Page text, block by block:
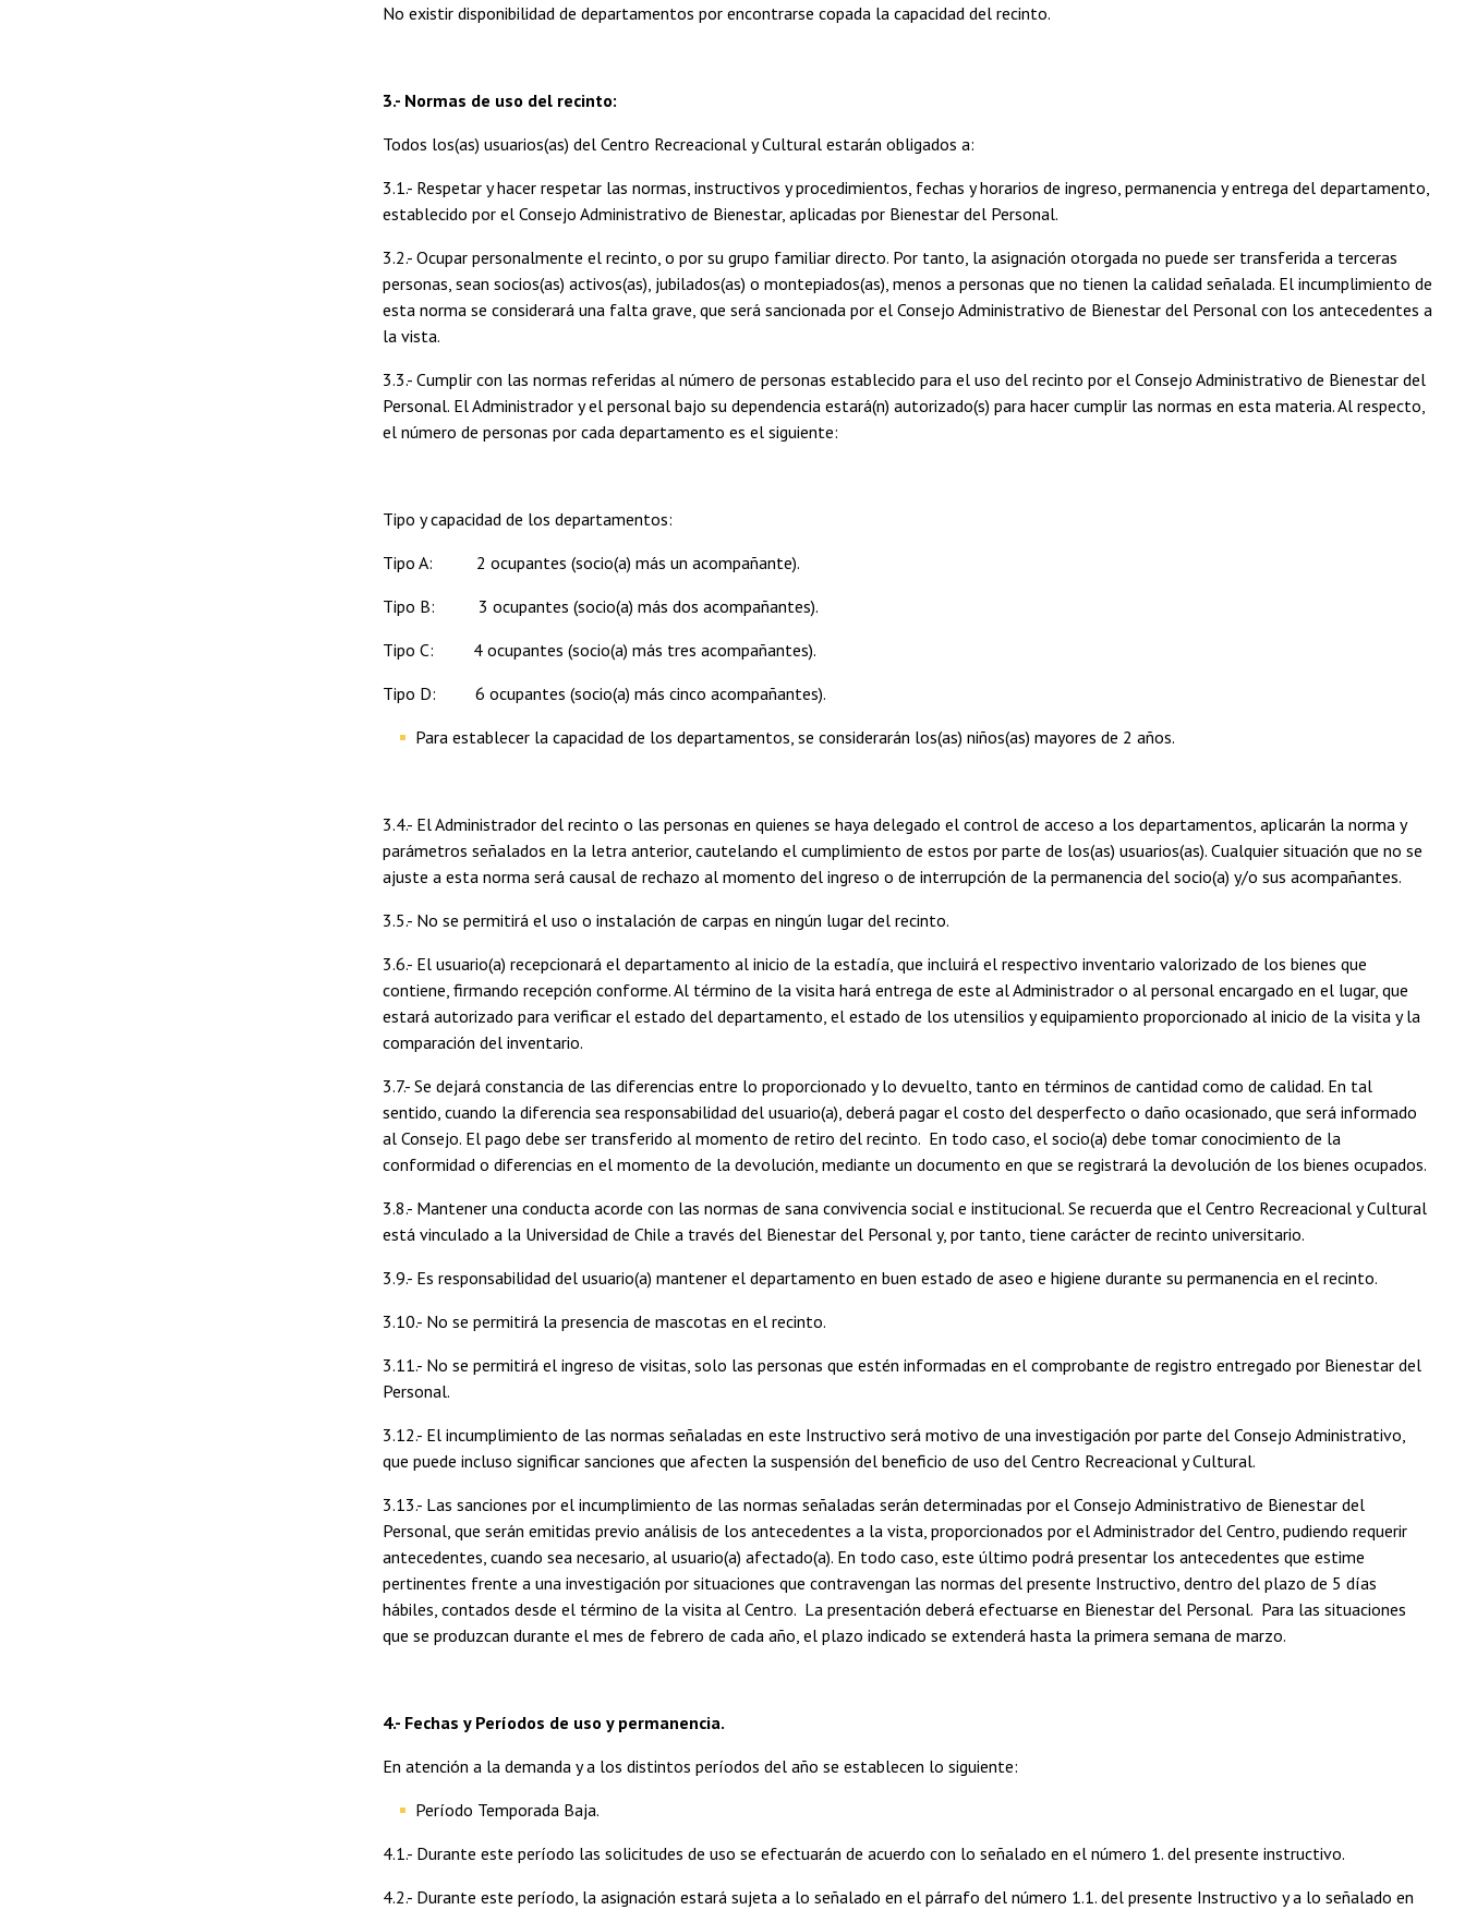
No existir disponibilidad de departamentos por encontrarse copada la capacidad del recinto.
3.- Normas de uso del recinto:
Todos los(as) usuarios(as) del Centro Recreacional y Cultural estarán obligados a:
3.1.- Respetar y hacer respetar las normas, instructivos y procedimientos, fechas y horarios de ingreso, permanencia y entrega del departamento,
establecido por el Consejo Administrativo de Bienestar, aplicadas por Bienestar del Personal.
3.2.- Ocupar personalmente el recinto, o por su grupo familiar directo. Por tanto, la asignación otorgada no puede ser transferida a terceras
personas, sean socios(as) activos(as), jubilados(as) o montepiados(as), menos a personas que no tienen la calidad señalada. El incumplimiento de
esta norma se considerará una falta grave, que será sancionada por el Consejo Administrativo de Bienestar del Personal con los antecedentes a
la vista.
3.3.- Cumplir con las normas referidas al número de personas establecido para el uso del recinto por el Consejo Administrativo de Bienestar del
Personal. El Administrador y el personal bajo su dependencia estará(n) autorizado(s) para hacer cumplir las normas en esta materia. Al respecto,
el número de personas por cada departamento es el siguiente:
Tipo y capacidad de los departamentos:
Tipo A: 2 ocupantes (socio(a) más un acompañante).
Tipo B: 3 ocupantes (socio(a) más dos acompañantes).
Tipo C: 4 ocupantes (socio(a) más tres acompañantes).
Tipo D: 6 ocupantes (socio(a) más cinco acompañantes).
Para establecer la capacidad de los departamentos, se considerarán los(as) niños(as) mayores de 2 años.
3.4.- El Administrador del recinto o las personas en quienes se haya delegado el control de acceso a los departamentos, aplicarán la norma y
parámetros señalados en la letra anterior, cautelando el cumplimiento de estos por parte de los(as) usuarios(as). Cualquier situación que no se
ajuste a esta norma será causal de rechazo al momento del ingreso o de interrupción de la permanencia del socio(a) y/o sus acompañantes.
3.5.- No se permitirá el uso o instalación de carpas en ningún lugar del recinto.
3.6.- El usuario(a) recepcionará el departamento al inicio de la estadía, que incluirá el respectivo inventario valorizado de los bienes que
contiene, firmando recepción conforme. Al término de la visita hará entrega de este al Administrador o al personal encargado en el lugar, que
estará autorizado para verificar el estado del departamento, el estado de los utensilios y equipamiento proporcionado al inicio de la visita y la
comparación del inventario.
3.7.- Se dejará constancia de las diferencias entre lo proporcionado y lo devuelto, tanto en términos de cantidad como de calidad. En tal
sentido, cuando la diferencia sea responsabilidad del usuario(a), deberá pagar el costo del desperfecto o daño ocasionado, que será informado
al Consejo. El pago debe ser transferido al momento de retiro del recinto. En todo caso, el socio(a) debe tomar conocimiento de la
conformidad o diferencias en el momento de la devolución, mediante un documento en que se registrará la devolución de los bienes ocupados.
3.8.- Mantener una conducta acorde con las normas de sana convivencia social e institucional. Se recuerda que el Centro Recreacional y Cultural
está vinculado a la Universidad de Chile a través del Bienestar del Personal y, por tanto, tiene carácter de recinto universitario.
3.9.- Es responsabilidad del usuario(a) mantener el departamento en buen estado de aseo e higiene durante su permanencia en el recinto.
3.10.- No se permitirá la presencia de mascotas en el recinto.
3.11.- No se permitirá el ingreso de visitas, solo las personas que estén informadas en el comprobante de registro entregado por Bienestar del
Personal.
3.12.- El incumplimiento de las normas señaladas en este Instructivo será motivo de una investigación por parte del Consejo Administrativo,
que puede incluso significar sanciones que afecten la suspensión del beneficio de uso del Centro Recreacional y Cultural.
3.13.- Las sanciones por el incumplimiento de las normas señaladas serán determinadas por el Consejo Administrativo de Bienestar del
Personal, que serán emitidas previo análisis de los antecedentes a la vista, proporcionados por el Administrador del Centro, pudiendo requerir
antecedentes, cuando sea necesario, al usuario(a) afectado(a). En todo caso, este último podrá presentar los antecedentes que estime
pertinentes frente a una investigación por situaciones que contravengan las normas del presente Instructivo, dentro del plazo de 5 días
hábiles, contados desde el término de la visita al Centro. La presentación deberá efectuarse en Bienestar del Personal. Para las situaciones
que se produzcan durante el mes de febrero de cada año, el plazo indicado se extenderá hasta la primera semana de marzo.
4.- Fechas y Períodos de uso y permanencia.
En atención a la demanda y a los distintos períodos del año se establecen lo siguiente:
Período Temporada Baja.
4.1.- Durante este período las solicitudes de uso se efectuarán de acuerdo con lo señalado en el número 1. del presente instructivo.
4.2.- Durante este período, la asignación estará sujeta a lo señalado en el párrafo del número 1.1. del presente Instructivo y a lo señalado en